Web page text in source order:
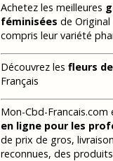
Achetez les meilleures
féminisées de Original
compris leur variété
Découvrez les fleurs de
Français
Mon-Cbd-Francais.com
en ligne pour les
de prix de gros,
reconnues, des